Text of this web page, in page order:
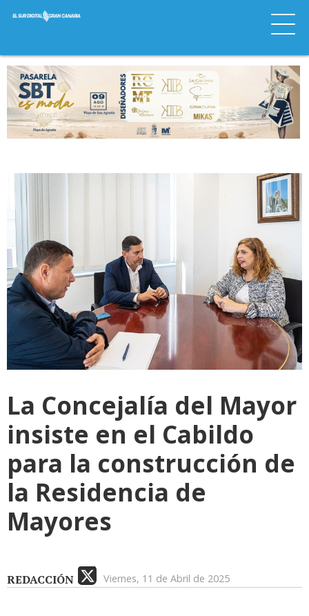
La Concejalía del Mayor
insiste en el Cabildo
para la construcción de
la Residencia de
Mayores
REDACCIÓN Viernes, 11 de Abril de 2025